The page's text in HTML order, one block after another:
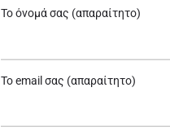
Το όνομά σας (απαραίτητο)
Το email σας (απαραίτητο)